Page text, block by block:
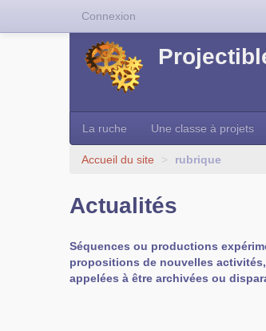
La ruche Une classe à projets
Accueil du site > rubrique
Actualités
Séquences ou productions
propositions de nouvelles
appelées à être archivées ou
Connexion